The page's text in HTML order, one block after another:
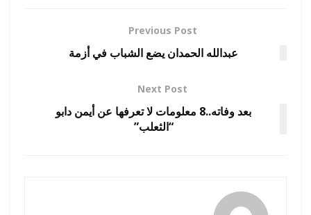
Previous Post
عبدالله الحمدان يضع الشباب في أزمة
Next Post
بعد وفاته..8 معلومات لا تعرفها عن أيمن دابو
“الثعلب”